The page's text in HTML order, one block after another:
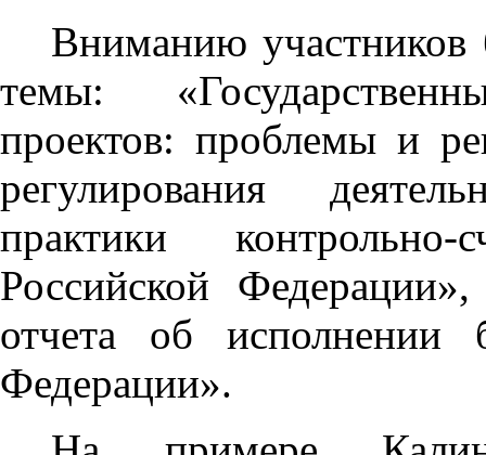
Вниманию участников
темы:
проектов: проблемы и
регулирования
практики
Российской
отчета об исполнении
Федерации».